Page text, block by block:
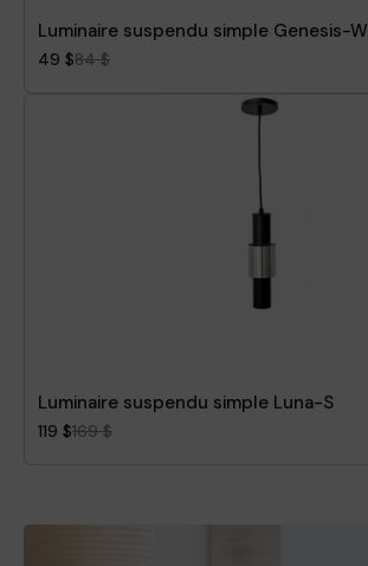
Luminaire suspendu simple Genesis-W
49 $84 $
Luminaire suspendu simple Luna-S
119 $169 $